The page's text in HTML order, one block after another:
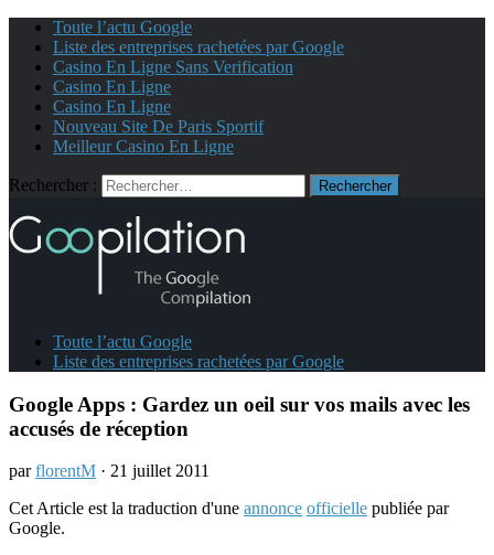
Toute l’actu Google
Liste des entreprises rachetées par Google
Casino En Ligne Sans Verification
Casino En Ligne
Casino En Ligne
Nouveau Site De Paris Sportif
Meilleur Casino En Ligne
Rechercher :
Toute l’actu Google
Liste des entreprises rachetées par Google
Google Apps : Gardez un oeil sur vos mails avec les
accusés de réception
parflorentM · 21 juillet 2011
Cet Article est la traduction d'une annonce officielle publiée par
Google.